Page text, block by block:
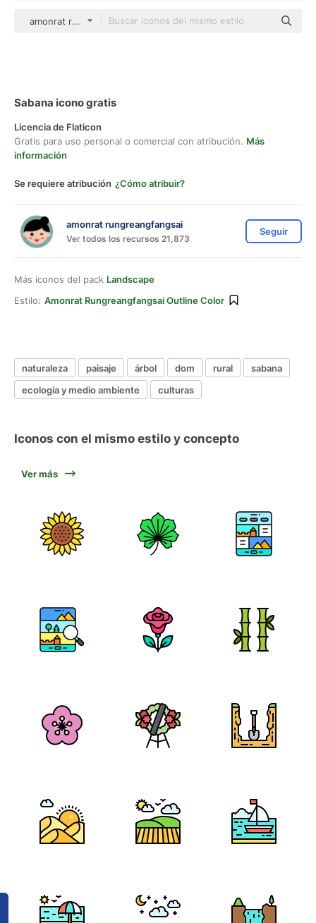
amonrat rungreangfangsai Outline Color
Sabana icono gratis
Licencia de Flaticon
Gratis para uso personal o comercial con atribución. Más
información
Se requiere atribución ¿Cómo atribuir?
amonrat rungreangfangsai
Ver todos los recursos 21,873
Seguir
Más iconos del pack Landscape
Estilo: Amonrat Rungreangfangsai Outline Color
naturaleza paisaje árbol dom rural
sabana
ecología y medio ambiente
culturas
Iconos con el mismo estilo y concepto
Ver más